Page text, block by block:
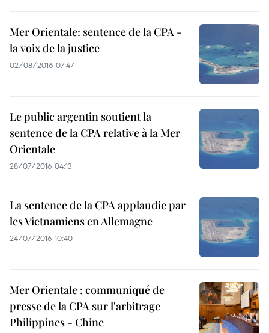
Mer Orientale: sentence de la CPA -
la voix de la justice
02/08/2016 07:47
Le public argentin soutient la
sentence de la CPA relative à la Mer
Orientale
28/07/2016 04:13
La sentence de la CPA applaudie par
les Vietnamiens en Allemagne
24/07/2016 10:40
Mer Orientale : communiqué de
presse de la CPA sur l'arbitrage
Philippines - Chine